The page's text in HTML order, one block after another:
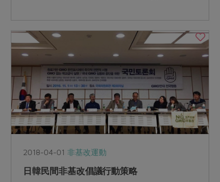
2018-04-01非基改運動
日韓民間非基改倡議行動策略